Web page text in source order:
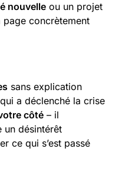
nouvelle ou un projet
concrètement
sans explication
qui a déclenché la crise
côté – il
un désintérêt
ce qui s’est passé